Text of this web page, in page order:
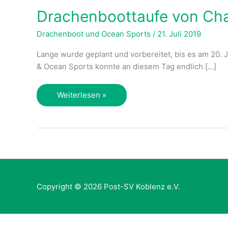
Drachenboottaufe von
Drachenboot und Ocean Sports / 21. Juli 2019
Lange wurde geplant und vorbereitet, bis es am
& Ocean Sports konnte an diesem Tag endlich […]
Drachenboottaufe
von
Weiterlesen »
Copyright © 2026 Post-SV Koblenz e.V.